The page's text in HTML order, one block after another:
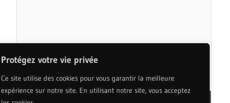
Protégez votre vie privée
Ce site utilise des cookies pour vous garantir la meilleure
expérience sur notre site. En utilisant notre site, vous acceptez